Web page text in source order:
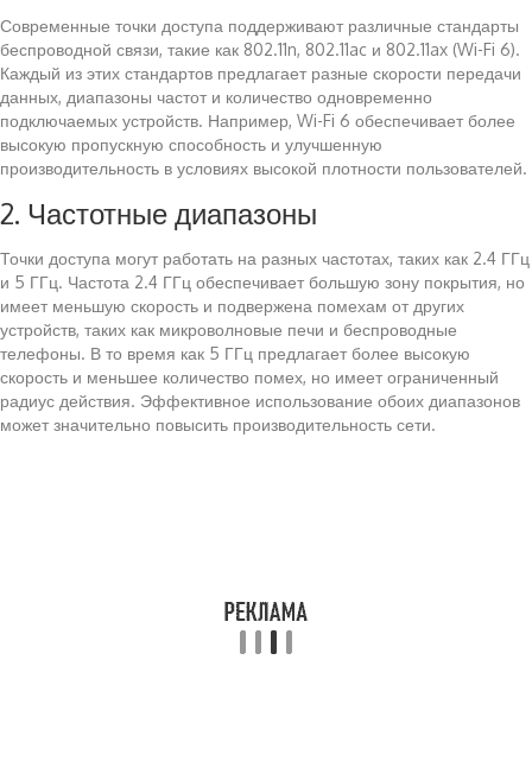
Современные точки доступа поддерживают различные стандарты
беспроводной связи, такие как 802.11n, 802.11ac и 802.11ax (Wi-Fi 6).
Каждый из этих стандартов предлагает разные скорости передачи
данных, диапазоны частот и количество одновременно
подключаемых устройств. Например, Wi-Fi 6 обеспечивает более
высокую пропускную способность и улучшенную
производительность в условиях высокой плотности пользователей.
2. Частотные диапазоны
Точки доступа могут работать на разных частотах, таких как 2.4 ГГц
и 5 ГГц. Частота 2.4 ГГц обеспечивает большую зону покрытия, но
имеет меньшую скорость и подвержена помехам от других
устройств, таких как микроволновые печи и беспроводные
телефоны. В то время как 5 ГГц предлагает более высокую
скорость и меньшее количество помех, но имеет ограниченный
радиус действия. Эффективное использование обоих диапазонов
может значительно повысить производительность сети.